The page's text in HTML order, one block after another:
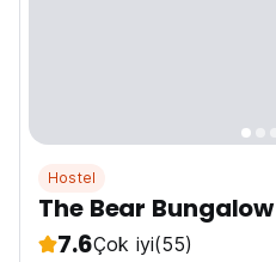
Hostel
The Bear Bungalow
7.6Çok iyi(55)